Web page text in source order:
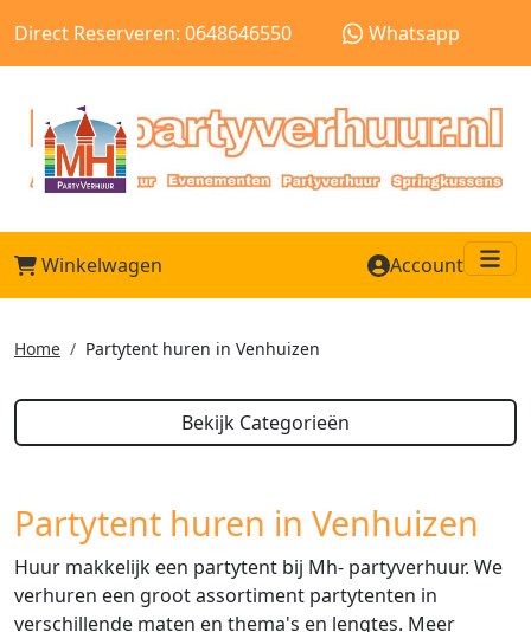
Direct Reserveren: 0648646550 Whatsapp
Winkelwagen Account
Home Partytent huren in Venhuizen
Bekijk Categorieën
Partytent huren in Venhuizen
Huur makkelijk een partytent bij Mh- partyverhuur. We
verhuren een groot assortiment partytenten in
verschillende maten en thema's en lengtes. Meer